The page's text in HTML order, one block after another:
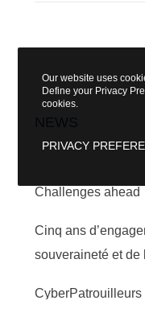
Challenges ahead
Cinq ans
souveraineté et de
CyberPatrouilleurs
Our website uses
Define your Privacy
cookies.
PRIVACY